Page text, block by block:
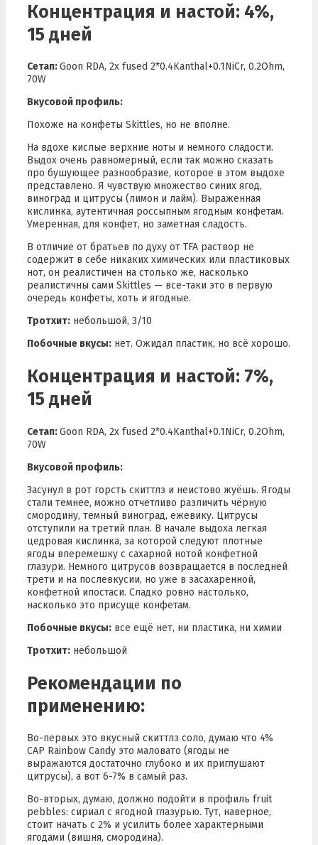
Концентрация и настой: 4%,
15 дней
Сетап:Goon RDA, 2x fused 2*0.4Kanthal+0.1NiCr, 0.2Ohm,
70W
Вкусовой профиль:
Похоже на конфеты Skittles, но не вполне.
На вдохе кислые верхние ноты и немного сладости.
Выдох очень равномерный, если так можно сказать
про бушующее разнообразие, которое в этом выдохе
представлено. Я чувствую множество синих ягод,
виноград и цитрусы (лимон и лайм). Выраженная
кислинка, аутентичная россыпным ягодным конфетам.
Умеренная, для конфет, но заметная сладость.
В отличие от братьев по духу от TFA раствор не
содержит в себе никаких химических или пластиковых
нот, он реалистичен на столько же, насколько
реалистичны сами Skittles — все-таки это в первую
очередь конфеты, хоть и ягодные.
Тротхит: небольшой, 3/10
Побочные вкусы: нет. Ожидал пластик, но всё хорошо.
Концентрация и настой: 7%,
15 дней
Сетап:Goon RDA, 2x fused 2*0.4Kanthal+0.1NiCr, 0.2Ohm,
70W
Вкусовой профиль:
Засунул в рот горсть скиттлз и неистово жуёшь. Ягоды
стали темнее, можно отчетливо различить чёрную
смородину, темный виноград, ежевику. Цитрусы
отступили на третий план. В начале выдоха легкая
цедровая кислинка, за которой следуют плотные
ягоды вперемешку с сахарной нотой конфетной
глазури. Немного цитрусов возвращается в последней
трети и на послевкусии, но уже в засахаренной,
конфетной ипостаси. Сладко ровно настолько,
насколько это присуще конфетам.
Побочные вкусы: все ещё нет, ни пластика, ни химии
Тротхит: небольшой
Рекомендации по
применению:
Во-первых это вкусный скиттлз соло, думаю что 4%
CAP Rainbow Candy это маловато (ягоды не
выражаются достаточно глубоко и их приглушают
цитрусы), а вот 6-7% в самый раз.
Во-вторых, думаю, должно подойти в профиль fruit
pebbles: сириал с ягодной глазурью. Тут, наверное,
стоит начать с 2% и усилить более характерными
ягодами (вишня, смородина).